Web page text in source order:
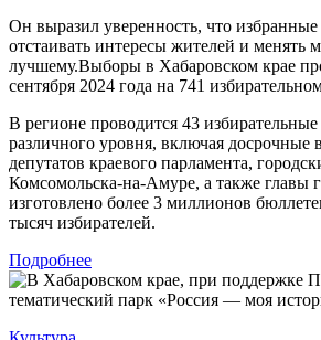
Он выразил уверенность, что
отстаивать интересы жителей и менять
лучшему.Выборы в Хабаровском крае
сентября 2024 года на 741
В регионе проводится 43
различного уровня, включая досрочные
депутатов краевого парламента,
Комсомольска-на-Амуре, а также главы
изготовлено более 3 миллионов
тысяч избирателей.
Подробнее